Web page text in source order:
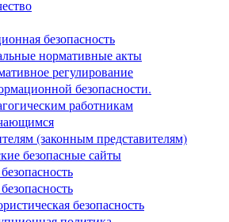
безопасность
нормативные акты
регулирование
безопасности.
работникам
(законным представителям)
безопасные сайты
безопасность